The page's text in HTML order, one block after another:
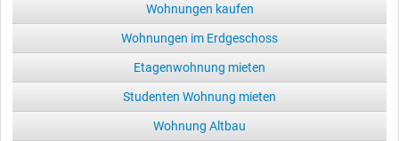
Wohnungen kaufen
Wohnungen im Erdgeschoss
Etagenwohnung mieten
Studenten Wohnung mieten
Wohnung Altbau